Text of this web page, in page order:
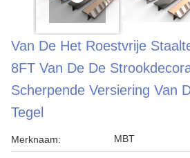
Van De Het Roestvrije
8FT Van De De
Scherpende Versiering Van
Tegel
Merknaam: MBT